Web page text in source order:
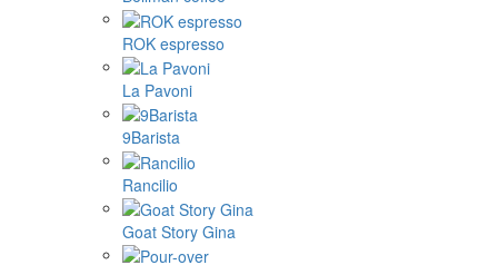
ROK espresso
La Pavoni
9Barista
Rancilio
Goat Story Gina